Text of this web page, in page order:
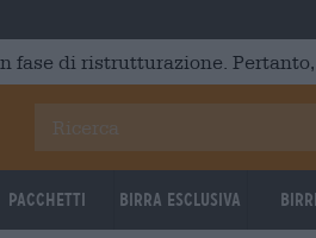
fase di ristrutturazione.
Pacchetti Birra Esclusiva